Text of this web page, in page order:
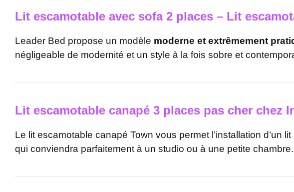
Lit escamotable avec sofa 2 places – Lit
Leader Bed propose un modèle moderne et extrêmement
négligeable de modernité et un style à la fois sobre et
Lit escamotable canapé 3 places pas cher chez
Le lit escamotable canapé Town vous permet l’installation d’un
qui conviendra parfaitement à un studio ou à une petite chambre.